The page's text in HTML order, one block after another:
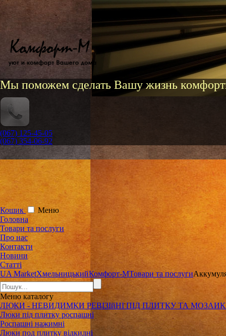
Мы поможем сделать Вашу жизнь
(067) 125-45-05
(067) 354-06-92
Кошик
Меню
Головна
Товари та послуги
Про нас
Контакти
Новини
Статті
UA MarketХмельницькийКомфорт-МТовари та послуги
Менюкаталогу
ЛЮКИ - НЕВИДИМКИ РЕВІЗІйНІ ПІД ПЛИТКУ ТА
Люки під плитку роспашні
Роспашні нажимні
Люки под плитку відкидні